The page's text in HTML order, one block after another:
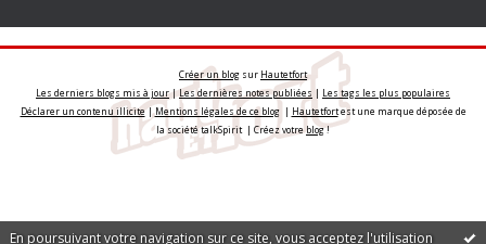
En poursuivant votre navigation sur ce site, vous acceptez l'utilisation
Créer un blog sur Hautetfort
Les derniers blogs mis à jour|Les dernières notes publiées | Les tags les plus populaires
Déclarer un contenu illicite|Mentions légales de ce blog| Hautetfortest une marque déposée de
la société talkSpirit | Créez votreblog!